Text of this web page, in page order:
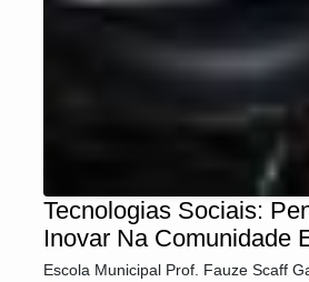
Tecnologias Sociais:
Inovar Na Comunidade
Escola Municipal Prof. Fauze Scaff